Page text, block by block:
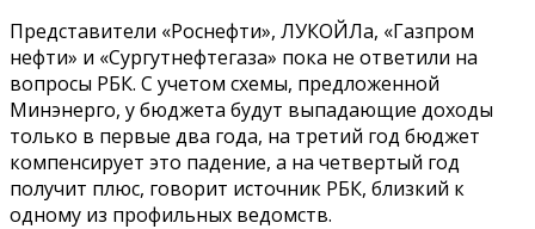
Представители «Роснефти», ЛУКОЙЛа, «Газпром
нефти» и «Сургутнефтегаза» пока не ответили на
вопросы РБК. С учетом схемы, предложенной
Минэнерго, у бюджета будут выпадающие доходы
только в первые два года, на третий год бюджет
компенсирует это падение, а на четвертый год
получит плюс, говорит источник РБК, близкий к
одному из профильных ведомств.